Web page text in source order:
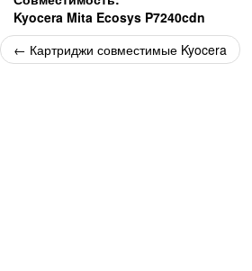
Kyocera Mita Ecosys P7240cdn
← Картриджи совместимые Kyocera